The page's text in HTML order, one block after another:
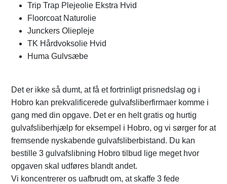
Trip Trap Plejeolie Ekstra Hvid
Floorcoat Naturolie
Junckers Oliepleje
TK Hårdvoksolie Hvid
Huma Gulvsæbe
Det er ikke så dumt, at få et fortrinligt prisnedslag og i
Hobro kan prekvalificerede gulvafsliberfirmaer komme i
gang med din opgave. Det er en helt gratis og hurtig
gulvafsliberhjælp for eksempel i Hobro, og vi sørger for at
fremsende nyskabende gulvafsliberbistand. Du kan
bestille 3 gulvafslibning Hobro tilbud lige meget hvor
opgaven skal udføres blandt andet.
Vi koncentrerer os uafbrudt om, at skaffe 3 fede